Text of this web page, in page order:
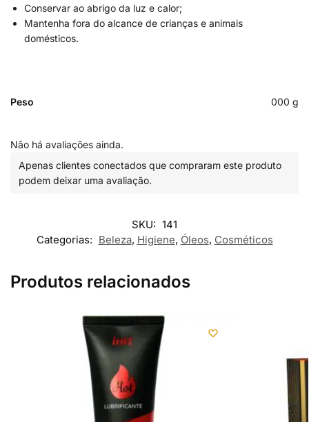
Conservar ao abrigo da luz e calor;
Mantenha fora do alcance de crianças e animais
domésticos.
Peso 000 g
Não há avaliações ainda.
Apenas clientes conectados que compraram este produto
podem deixar uma avaliação.
SKU: 141
Categorias: Beleza, Higiene, Óleos, Cosméticos
Produtos relacionados